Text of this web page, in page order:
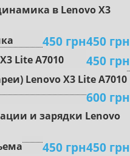
в Lenovo X3
450 грн
450 грн
Lite A7010 450 грн
Lenovo X3 Lite A7010
600 грн
и зapядки Lenovo
450 грн
450 грн